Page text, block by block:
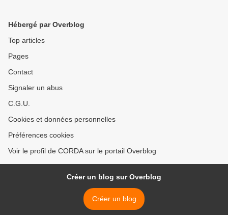
Hébergé par Overblog
Top articles
Pages
Contact
Signaler un abus
C.G.U.
Cookies et données personnelles
Préférences cookies
Voir le profil de CORDA sur le portail Overblog
Créer un blog sur Overblog
Créer un blog